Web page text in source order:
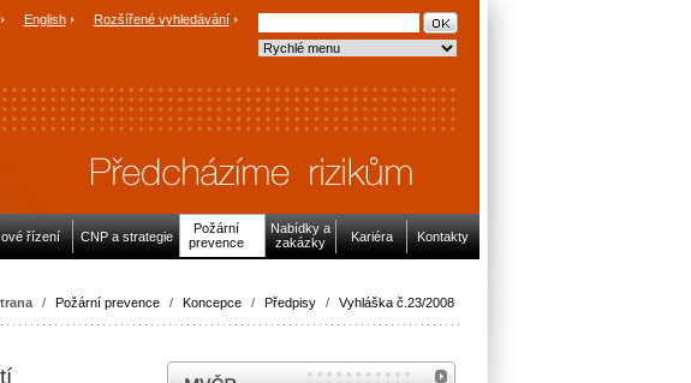
English Rozšířené vyhledávání
řízení CNP a strategie
Požární
prevence
Nabídky a
zakázky
Kariéra Kontakty
/ Požární prevence / Koncepce / Předpisy / Vyhláška č.23/2008
MVČR